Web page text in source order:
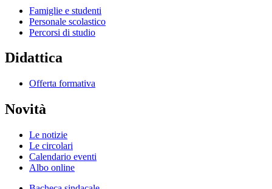
Famiglie e studenti
Personale scolastico
Percorsi di studio
Didattica
Offerta formativa
Novità
Le notizie
Le circolari
Calendario eventi
Albo online